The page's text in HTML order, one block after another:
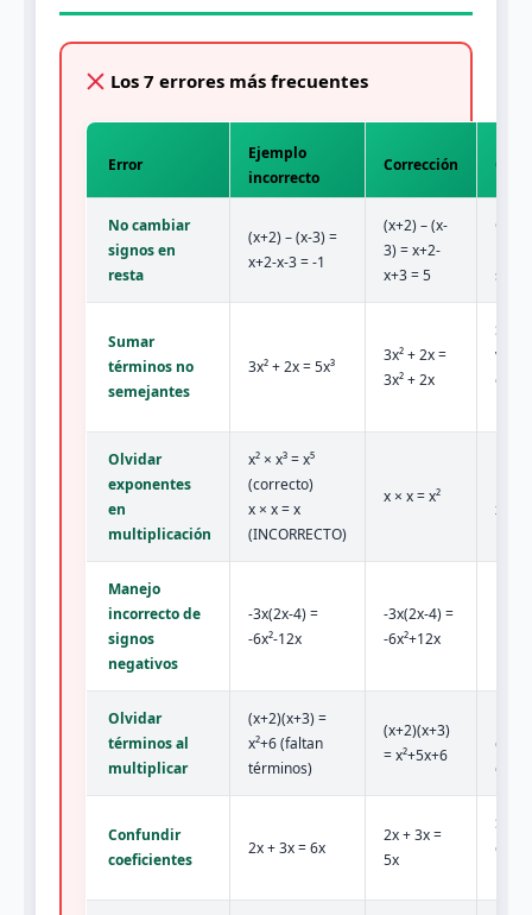
Los 7 errores más frecuentes
Error
Ejemplo
incorrecto
Corrección
No cambiar
signos en
resta
(x+2) – (x-3) =
x+2-x-3 = -1
(x+2) – (x-
3) = x+2-
x+3 = 5
Sumar
términos no
semejantes
3x² + 2x = 5x³
3x² + 2x =
3x² + 2x
Solo
Olvidar
exponentes
en
multiplicación
x² × x³ = x⁵
(correcto)
x × x = x
(INCORRECTO)
x × x = x²
x¹ ×
Manejo
incorrecto de
signos
negativos
-3x(2x-4) =
-6x²-12x
-3x(2x-4) =
-6x²+12x
Olvidar
términos al
multiplicar
(x+2)(x+3) =
x²+6 (faltan
términos)
(x+2)(x+3)
= x²+5x+6
Confundir
coeficientes
2x + 3x = 6x
2x + 3x =
5x